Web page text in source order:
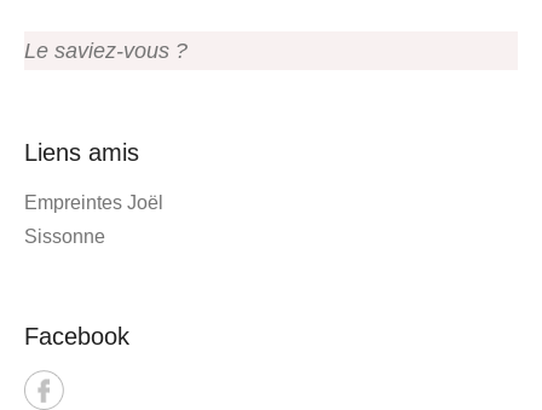
Le saviez-vous ?
Liens amis
Empreintes Joël
Sissonne
Facebook